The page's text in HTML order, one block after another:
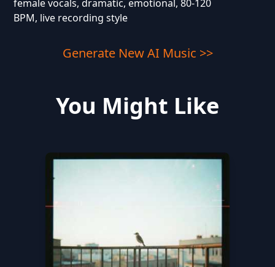
female vocals, dramatic, emotional, 80-120
BPM, live recording style
Generate New AI Music >>
You Might Like